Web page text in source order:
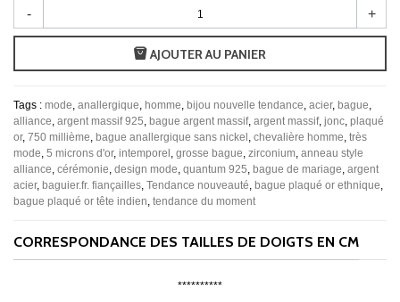
- +
AJOUTER AU PANIER
Tags : mode, anallergique, homme, bijou nouvelle tendance, acier, bague,
alliance, argent massif 925, bague argent massif, argent massif, jonc, plaqué
or, 750 millième, bague anallergique sans nickel , chevalière homme, très
mode, 5 microns d'or, intemporel , grosse bague, zirconium, anneau style
alliance, cérémonie, design mode, quantum 925, bague de mariage, argent
acier, baguier.fr. fiançailles, Tendance nouveauté, bague plaqué or ethnique,
bague plaqué or tête indien, tendance du moment
CORRESPONDANCE DES TAILLES DE DOIGTS EN CM
**********